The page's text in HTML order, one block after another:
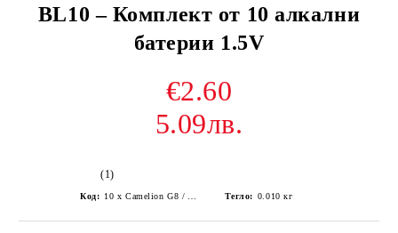
BL10 – Комплект от 10 алкални
батерии 1.5V
€2.60
5.09лв.
(1)
Код: Тегло: 0.010 кг